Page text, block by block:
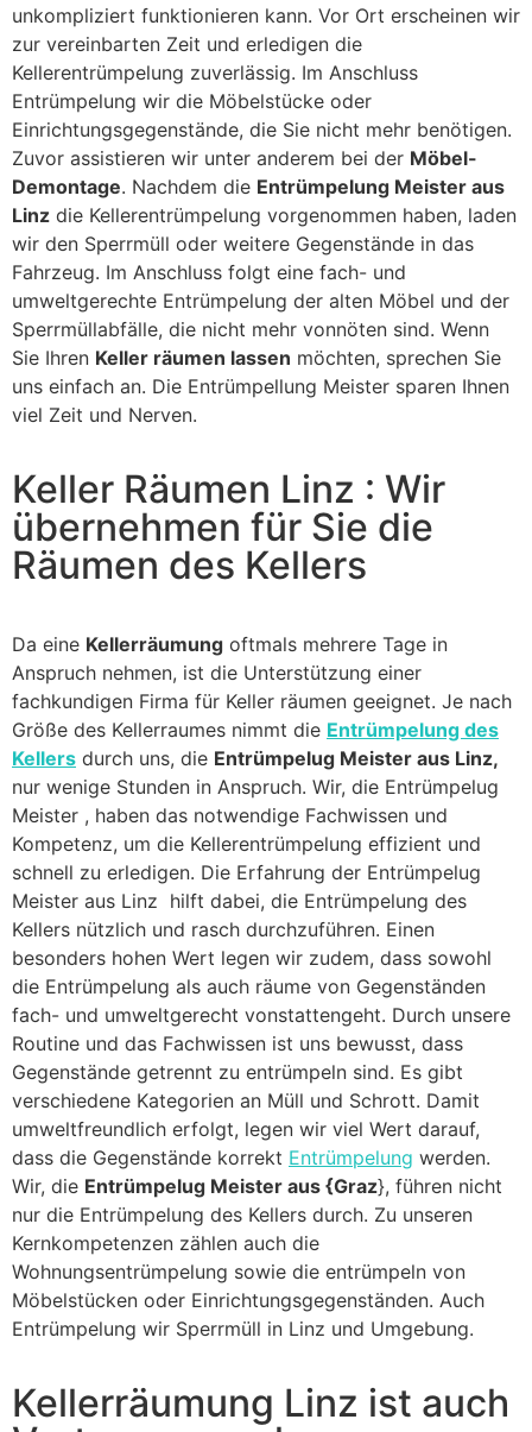
unkompliziert funktionieren kann. Vor Ort erscheinen wir
zur vereinbarten Zeit und erledigen die
Kellerentrümpelung zuverlässig. Im Anschluss
Entrümpelung wir die Möbelstücke oder
Einrichtungsgegenstände, die Sie nicht mehr benötigen.
Zuvor assistieren wir unter anderem bei der Möbel-
Demontage. Nachdem die Entrümpelung Meister aus
Linz die Kellerentrümpelung vorgenommen haben, laden
wir den Sperrmüll oder weitere Gegenstände in das
Fahrzeug. Im Anschluss folgt eine fach- und
umweltgerechte Entrümpelung der alten Möbel und der
Sperrmüllabfälle, die nicht mehr vonnöten sind. Wenn
Sie Ihren Keller räumen lassen möchten, sprechen Sie
uns einfach an. Die Entrümpellung Meister sparen Ihnen
viel Zeit und Nerven.
Keller Räumen Linz : Wir
übernehmen für Sie die
Räumen des Kellers
Da eine Kellerräumung oftmals mehrere Tage in
Anspruch nehmen, ist die Unterstützung einer
fachkundigen Firma für Keller räumen geeignet. Je nach
Größe des Kellerraumes nimmt die Entrümpelung des
Kellers durch uns, die Entrümpelug Meister aus Linz,
nur wenige Stunden in Anspruch. Wir, die Entrümpelug
Meister , haben das notwendige Fachwissen und
Kompetenz, um die Kellerentrümpelung effizient und
schnell zu erledigen. Die Erfahrung der Entrümpelug
Meister aus Linz hilft dabei, die Entrümpelung des
Kellers nützlich und rasch durchzuführen. Einen
besonders hohen Wert legen wir zudem, dass sowohl
die Entrümpelung als auch räume von Gegenständen
fach- und umweltgerecht vonstattengeht. Durch unsere
Routine und das Fachwissen ist uns bewusst, dass
Gegenstände getrennt zu entrümpeln sind. Es gibt
verschiedene Kategorien an Müll und Schrott. Damit
umweltfreundlich erfolgt, legen wir viel Wert darauf,
dass die Gegenstände korrekt Entrümpelung werden.
Wir, die Entrümpelug Meister aus {Graz}, führen nicht
nur die Entrümpelung des Kellers durch. Zu unseren
Kernkompetenzen zählen auch die
Wohnungsentrümpelung sowie die entrümpeln von
Möbelstücken oder Einrichtungsgegenständen. Auch
Entrümpelung wir Sperrmüll in Linz und Umgebung.
Kellerräumung Linz ist auch